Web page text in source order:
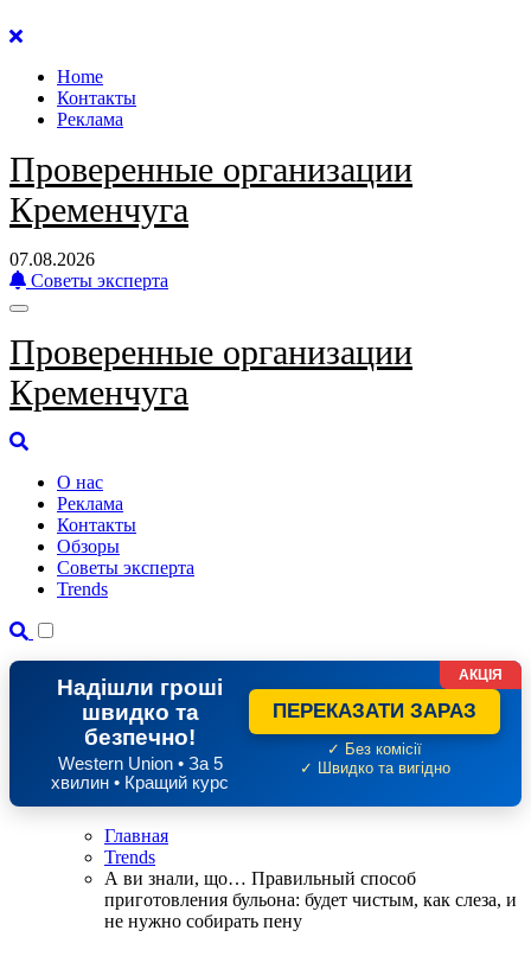
Перейти
содержанию
Home
Контакты
Реклама
Проверенные организации
Кременчуга
07.08.2026
Советы эксперта
Проверенные организации
Кременчуга
О нас
Реклама
Контакты
Обзоры
Советы эксперта
Trends
Надішли гроші
швидко та
безпечно!
Western Union • За 5
хвилин • Кращий курс
ПЕРЕКАЗАТИ ЗАРАЗ
✓ Без комісії
✓ Швидко та вигідно
АКЦІЯ
Главная
Trends
А ви знали, що… Правильный способ
приготовления бульона: будет чистым, как слеза, и
не нужно собирать пену